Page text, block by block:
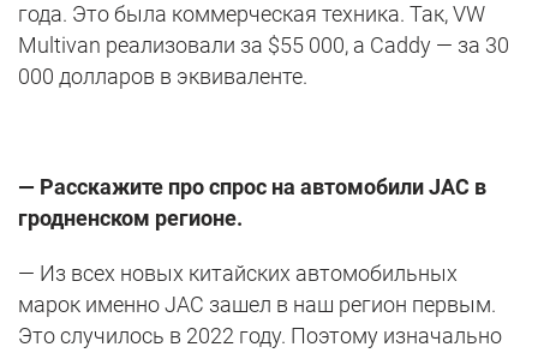
года. Это была коммерческая техника. Так, VW
Multivan реализовали за $55 000, а Caddy — за 30
000 долларов в эквиваленте.
— Расскажите про спрос на автомобили JAC в
гродненском регионе.
— Из всех новых китайских автомобильных
марок именно JАС зашел в наш регион первым.
Это случилось в 2022 году. Поэтому изначально